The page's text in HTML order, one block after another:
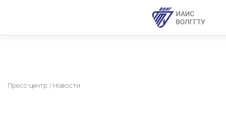
Пресс-центр / Новости